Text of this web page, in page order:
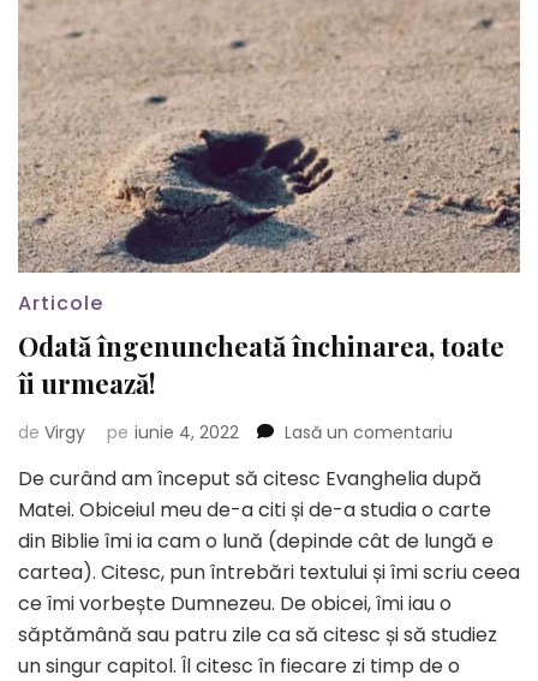
Articole
Odată îngenuncheată închinarea, toate
îi urmează!
de Virgy pe iunie 4, 2022 Lasă un comentariu
toate
îi
urmează!
De curând am început să citesc Evanghelia după
Matei. Obiceiul meu de-a citi și de-a studia o carte
din Biblie îmi ia cam o lună (depinde cât de lungă e
cartea). Citesc, pun întrebări textului și îmi scriu ceea
ce îmi vorbește Dumnezeu. De obicei, îmi iau o
săptămână sau patru zile ca să citesc și să studiez
un singur capitol. Îl citesc în fiecare zi timp de o